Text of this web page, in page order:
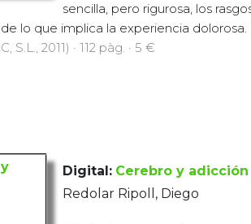
sencilla, pero rigurosa, los
lo que implica la experiencia dolorosa.
S.L., 2011) · 112 pàg. · 5 €
Digital: Cerebro y adicción
Redolar Ripoll, Diego